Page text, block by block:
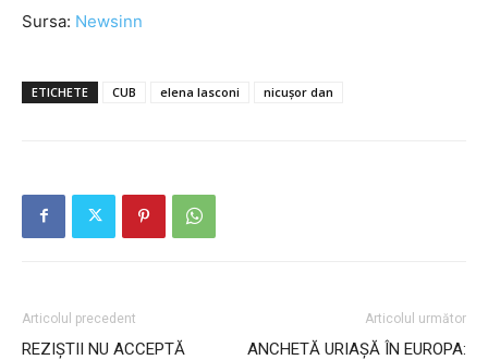
Sursa: Newsinn
ETICHETE CUB elena lasconi nicușor dan
Articolul precedent
REZIȘTII NU ACCEPTĂ
Articolul următor
ANCHETĂ URIAȘĂ ÎN EUROPA: